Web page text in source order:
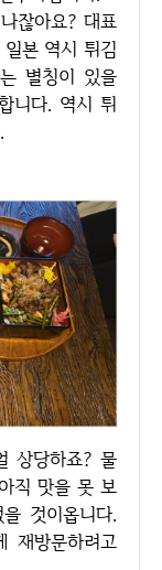
잖아요? 대표
본 역시 튀김
별칭이 있을
니다. 역시 튀
직 맛을 못 보
것이옵니다.
재방문하려고